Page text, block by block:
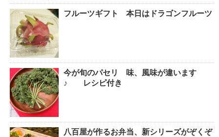
フルーツギフト 本日はドラゴンフルーツ
今が旬のパセリ 味、風味が違います
♪ レシピ付き
八百屋が作るお弁当、新シリーズがぞくぞ